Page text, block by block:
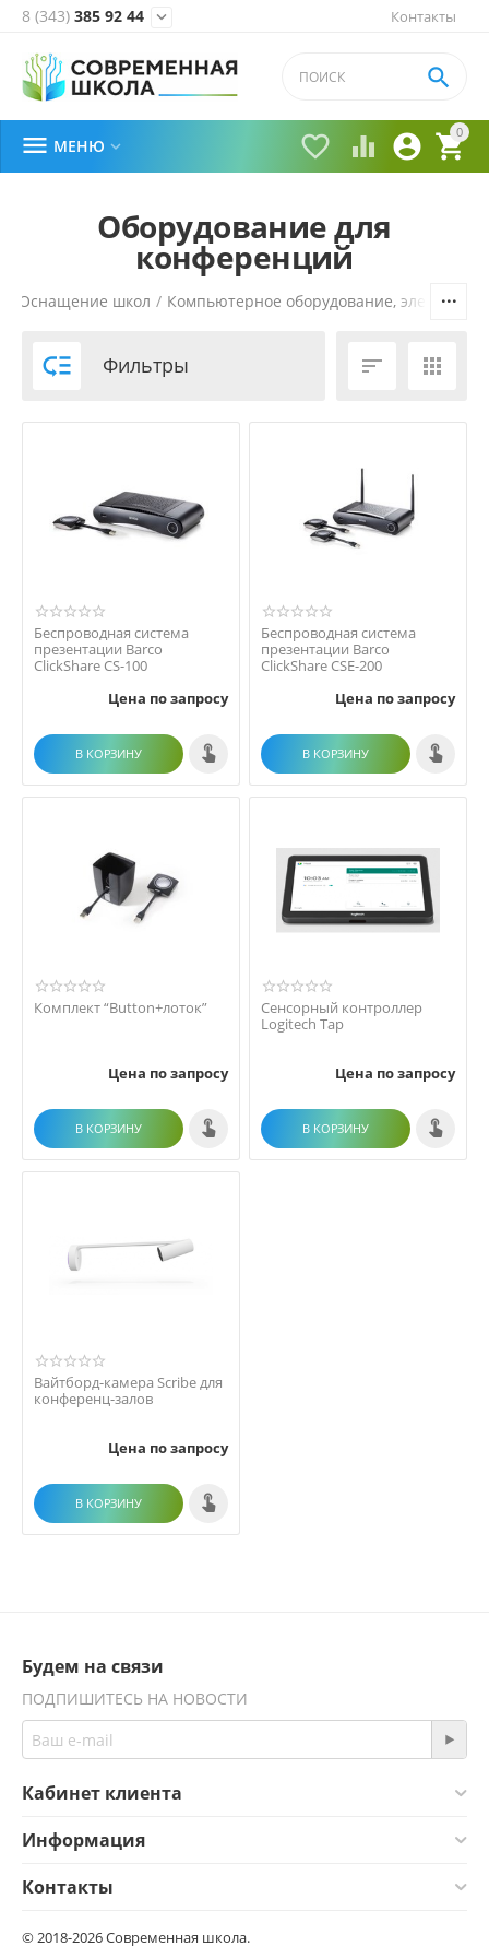
Контакты
8 (343) 385 92 44 
0


 

 МЕНЮ 
Оборудование для
конференций
Оснащение школ / Компьютерное оборудование,
 Фильтры  
Беспроводная система
презентации Barco
ClickShare CS-100
Цена по запросу
В КОРЗИНУ
Беспроводная система
презентации Barco
ClickShare CSE-200
Цена по запросу
В КОРЗИНУ
Комплект “Button+лоток”
Цена по запросу
В КОРЗИНУ
Сенсорный контроллер
Logitech Tap
Цена по запросу
В КОРЗИНУ
Вайтборд-камера Scribe для
конференц-залов
Цена по запросу
В КОРЗИНУ
Будем на связи
ПОДПИШИТЕСЬ НА НОВОСТИ
Кабинет клиента
Информация
Контакты
© 2018-2026 Современная школа.